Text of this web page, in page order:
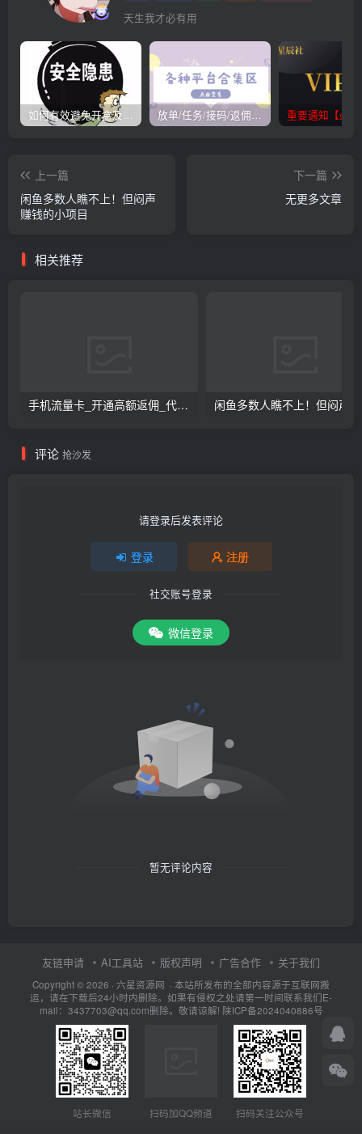
天生我才必有用
如何有效避免开盒及开盒流程 放单/任务/接码/返佣/平台/合集 重要通知【必
上一篇
闲鱼多数人瞧不上！但闷声
赚钱的小项目
下一篇
无更多文章
相关推荐
手机流量卡_开通高额返佣_代理渠道整理
评论 抢沙发
请登录后发表评论
登录 注册
社交账号登录
微信登录
暂无评论内容
友链申请 AI工具站 版权声明 广告合作 关于我们
Copyright © 2026 · 六星资源网 · 本站所发布的全部内容源于互联网搬
运，请在下载后24小时内删除。如果有侵权之处请第一时间联系我们E-
mail：3437703@qq.com删除。敬请谅解! 陕ICP备2024040886号
站长微信 扫码加QQ频道 扫码关注公众号